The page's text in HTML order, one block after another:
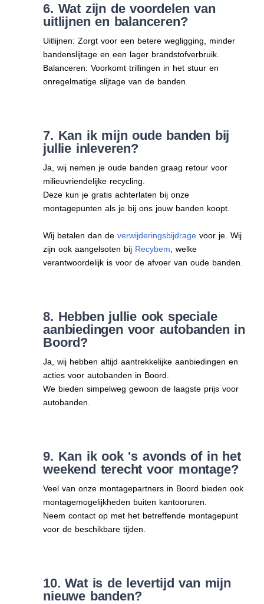
6. Wat zijn de voordelen van
uitlijnen en balanceren?
Uitlijnen: Zorgt voor een betere wegligging, minder
bandenslijtage en een lager brandstofverbruik.
Balanceren: Voorkomt trillingen in het stuur en
onregelmatige slijtage van de banden.
7. Kan ik mijn oude banden bij
jullie inleveren?
Ja, wij nemen je oude banden graag retour voor
milieuvriendelijke recycling.
Deze kun je gratis achterlaten bij onze
montagepunten als je bij ons jouw banden koopt.
Wij betalen dan deverwijderingsbijdrage voor je. Wij
zijn ook aangelsoten bij Recybem , welke
verantwoordelijk is voor de afvoer van oude banden.
8. Hebben jullie ook speciale
aanbiedingen voor autobanden in
Boord?
Ja, wij hebben altijd aantrekkelijke aanbiedingen en
acties voor autobanden in Boord.
We bieden simpelweg gewoon de laagste prijs voor
autobanden.
9. Kan ik ook 's avonds of in het
weekend terecht voor montage?
Veel van onze montagepartners in Boord bieden ook
montagemogelijkheden buiten kantooruren.
Neem contact op met het betreffende montagepunt
voor de beschikbare tijden.
10. Wat is de levertijd van mijn
nieuwe banden?